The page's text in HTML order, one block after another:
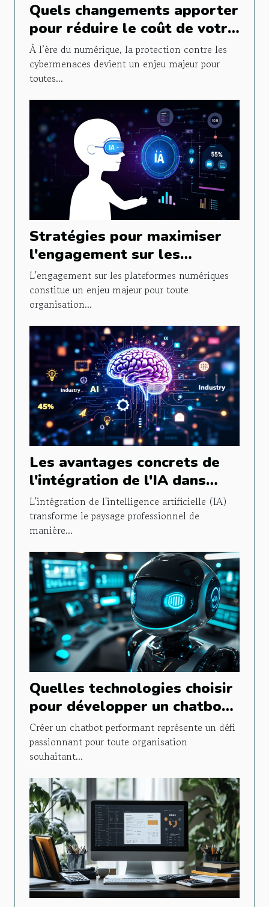
Quels changements apporter
pour réduire le coût de votre
assurance cyber ?
À l’ère du numérique, la protection contre les
cybermenaces devient un enjeu majeur pour
toutes...
Stratégies pour maximiser
l'engagement sur les
plateformes numériques
L'engagement sur les plateformes numériques
constitue un enjeu majeur pour toute
organisation...
Les avantages concrets de
l'intégration de l'IA dans
différents secteurs d'activité
L'intégration de l'intelligence artificielle (IA)
transforme le paysage professionnel de
manière...
Quelles technologies choisir
pour développer un chatbot
efficace ?
Créer un chatbot performant représente un défi
passionnant pour toute organisation
souhaitant...